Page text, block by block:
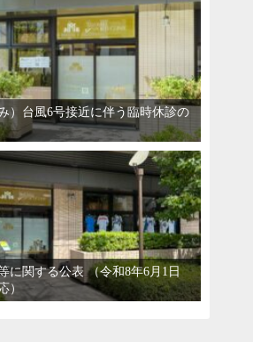
）台風6号接近に伴う臨時休診の
に関する公表 （令和8年6月1日
）